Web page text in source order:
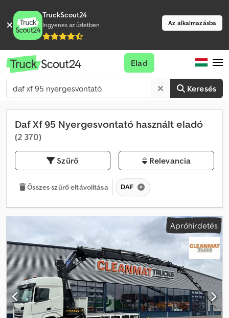
TruckScout24
Ingyenes az üzletben Az alkalmazásba
Keresés
Elad
Daf Xf 95 Nyergesvontató használt eladó
(2 370)
Szűrő Relevancia
Összes szűrő eltávolítása DAF
Apróhirdetés